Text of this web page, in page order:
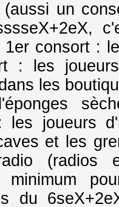
(aussi un
consort :
: les
les
les joueurs
et les
(radios
minimum
du